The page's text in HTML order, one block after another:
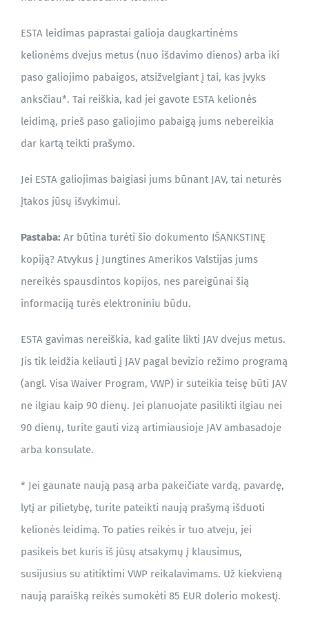
TINKLARAŠTIS
ESTA leidimas paprastai galioja daugkartinėms
kelionėms dvejus metus (nuo išdavimo dienos) arba iki
paso galiojimo pabaigos, atsižvelgiant į tai, kas įvyks
anksčiau*. Tai reiškia, kad jei gavote ESTA kelionės
leidimą, prieš paso galiojimo pabaigą jums nebereikia
dar kartą teikti prašymo.
Jei ESTA galiojimas baigiasi jums būnant JAV, tai neturės
įtakos jūsų išvykimui.
Pastaba: Ar būtina turėti šio dokumento IŠANKSTINĘ
kopiją? Atvykus į Jungtines Amerikos Valstijas jums
nereikės spausdintos kopijos, nes pareigūnai šią
informaciją turės elektroniniu būdu.
ESTA gavimas nereiškia, kad galite likti JAV dvejus metus.
Jis tik leidžia keliauti į JAV pagal bevizio režimo programą
(angl. Visa Waiver Program, VWP) ir suteikia teisę būti JAV
ne ilgiau kaip 90 dienų. Jei planuojate pasilikti ilgiau nei
90 dienų, turite gauti vizą artimiausioje JAV ambasadoje
arba konsulate.
* Jei gaunate naują pasą arba pakeičiate vardą, pavardę,
lytį ar pilietybę, turite pateikti naują prašymą išduoti
kelionės leidimą. To paties reikės ir tuo atveju, jei
pasikeis bet kuris iš jūsų atsakymų į klausimus,
susijusius su atitiktimi VWP reikalavimams. Už kiekvieną
naują paraišką reikės sumokėti 85 EUR dolerio mokestį.